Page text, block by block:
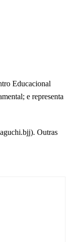
Educacional
e representa
Outras